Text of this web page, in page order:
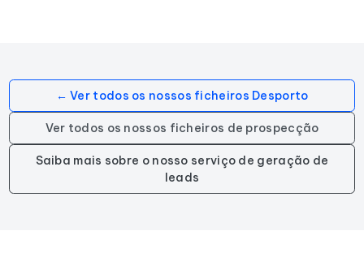
← Ver todos os nossos ficheiros Desporto
Ver todos os nossos ficheiros de prospecção
Saiba mais sobre o nosso serviço de geração de
leads